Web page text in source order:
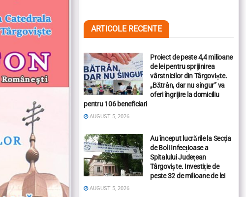
ARTICOLE RECENTE
Proiect de peste 4,4 milioane
de lei pentru sprijinirea
vârstnicilor din Târgoviște.
„Bătrân, dar nu singur” va
oferi îngrijire la domiciliu
pentru 106 beneficiari
AUGUST 5, 2026
Au început lucrările la Secția
de Boli Infecțioase a
Spitalului Județean
Târgoviște. Investiție de
peste 32 de milioane de lei
AUGUST 5, 2026